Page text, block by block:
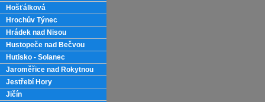
Hošťálková
Hrochův Týnec
Hrádek nad Nisou
Hustopeče nad Bečvou
Hutisko - Solanec
Jaroměřice nad Rokytnou
Jestřebí Hory
Jičín